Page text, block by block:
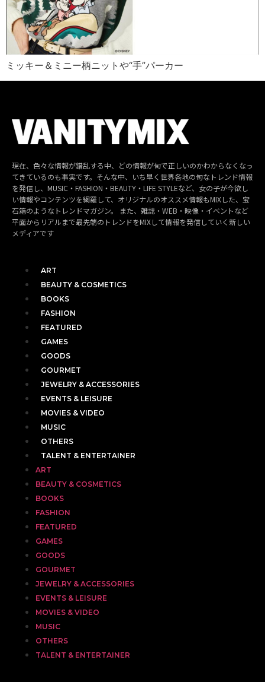
ミッキー＆ミニー柄ニットや“手”パーカー
現在、色々な情報が錯乱する中、どの情報が旬で正しいのかわからなくなっ
てきているのも事実です。そんな中、いち早く世界各地の旬なトレンド情報
を発信し、MUSIC・FASHION・BEAUTY・LIFE STYLEなど、女の子が今欲し
い情報やコンテンツを網羅して、オリジナルのオススメ情報もMIXした、宝
石箱のようなトレンドマガジン。 また、雑誌・WEB・映像・イベントなど
平面からリアルまで最先端のトレンドをMIXして情報を発信していく新しい
メディアです
ART
BEAUTY & COSMETICS
BOOKS
FASHION
FEATURED
GAMES
GOODS
GOURMET
JEWELRY & ACCESSORIES
EVENTS & LEISURE
MOVIES & VIDEO
MUSIC
OTHERS
TALENT & ENTERTAINER
ART
BEAUTY & COSMETICS
BOOKS
FASHION
FEATURED
GAMES
GOODS
GOURMET
JEWELRY & ACCESSORIES
EVENTS & LEISURE
MOVIES & VIDEO
MUSIC
OTHERS
TALENT & ENTERTAINER